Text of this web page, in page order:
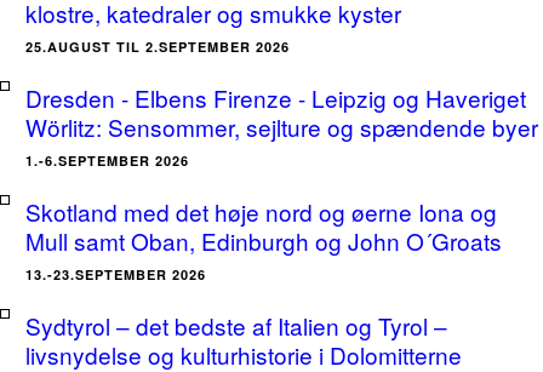
klostre, katedraler og smukke kyster
25.AUGUST TIL 2.SEPTEMBER 2026
Dresden - Elbens Firenze - Leipzig og Haveriget
Wörlitz: Sensommer, sejlture og spændende byer
1.-6.SEPTEMBER 2026
Skotland med det høje nord og øerne Iona og
Mull samt Oban, Edinburgh og John O´Groats
13.-23.SEPTEMBER 2026
Sydtyrol – det bedste af Italien og Tyrol –
livsnydelse og kulturhistorie i Dolomitterne